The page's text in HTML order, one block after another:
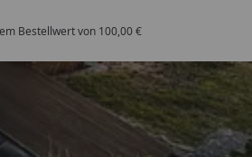
Bestellwert von 100,00 €
Shops